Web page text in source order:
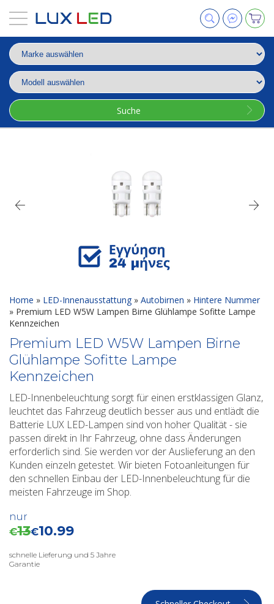
Suche
Home » LED-Innenausstattung » Autobirnen » Hintere Nummer
» Premium LED W5W Lampen Birne Glühlampe Sofitte Lampe
Kennzeichen
Premium LED W5W Lampen Birne
Glühlampe Sofitte Lampe
Kennzeichen
LED-Innenbeleuchtung sorgt für einen erstklassigen Glanz,
leuchtet das Fahrzeug deutlich besser aus und entlädt die
Batterie LUX LED-Lampen sind von hoher Qualität - sie
passen direkt in Ihr Fahrzeug, ohne dass Änderungen
erforderlich sind. Sie werden vor der Auslieferung an den
Kunden einzeln getestet. Wir bieten Fotoanleitungen für
den schnellen Einbau der LED-Innenbeleuchtung für die
meisten Fahrzeuge im Shop.
nur
€13€10.99
schnelle Lieferung und 5 Jahre
Garantie